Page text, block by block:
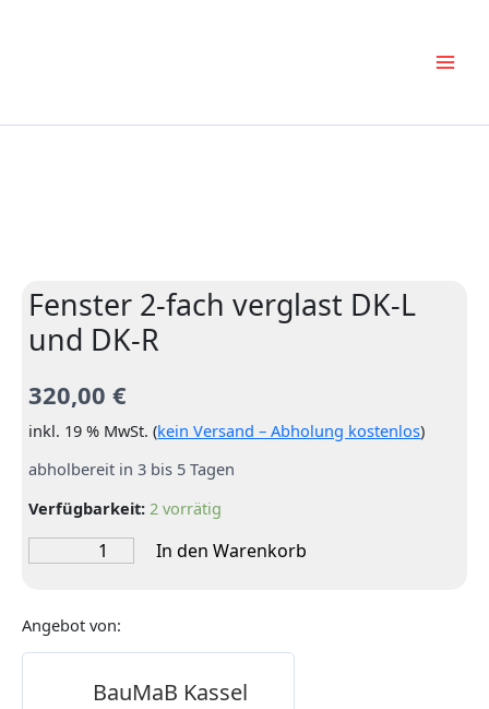
Fenster 2-fach verglast DK-L
und DK-R
320,00€
inkl. 19 % MwSt. (kein Versand – Abholung kostenlos)
abholbereit in 3 bis 5 Tagen
Verfügbarkeit: 2 vorrätig
2-
DK-
L
In den Warenkorb
Angebot von:
BauMaB Kassel